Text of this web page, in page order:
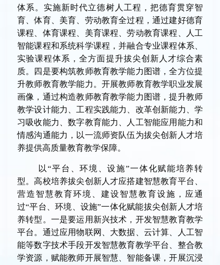
体系。实施新时代立德树人工程，把德育贯穿智
育、体育、美育、劳动教育全过程，通过建好德育
课程、体育课程、美育课程、劳动教育课程、人工
智能课程和系统科学课程，并融合专业课程体系、
实验课程体系，全方面提升拔尖创新人才综合素
质。四是要构筑教师教育教学能力图谱，全方位提
升教师教育教学能力。开展教师教育教学职业发展
画像，通过构造教师教育教学能力图谱，提升教师
教学设计能力、工程实践能力、改革创新能力、学
习吸收能力、数字教育能力、人工智能应用能力和
情感沟通能力，以一流师资队伍为拔尖创新人才培
养提供高质量教育教学保障。
以“平台、环境、设施”一体化赋能培养转
型。高校培养拔尖创新人才应搭建智慧教育平台、
营造智慧教育环境、建设智慧教育设施，应通
过“平台、环境、设施”一体化赋能拔尖创新人才培
养转型。一是要运用新兴技术，开发智慧教育教学
平台。通过应用物联网、大数据、云计算、人工智
能等数字技术手段开发智慧教育教学平台、整合教
学资源，赋能教师开展智慧、智能备课，开展沉浸